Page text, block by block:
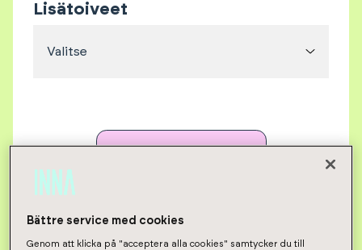
Lisätoiveet
Valitse
Bättre service med cookies
Genom att klicka på "acceptera alla cookies" samtycker du till